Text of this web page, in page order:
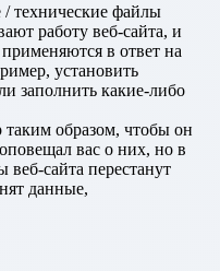
технические файлы
работу веб-сайта, и
в ответ на
установить
заполнить какие-либо
таким образом, чтобы он
вас о них, но в
веб-сайта перестанут
данные,